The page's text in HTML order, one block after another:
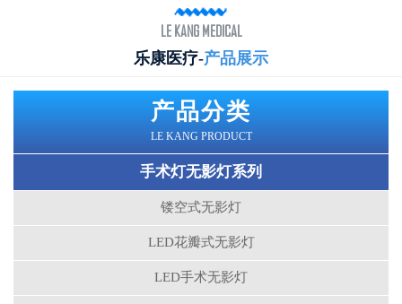
LE KANG MEDICAL
乐康医疗-产品展示
产品分类
LE KANG PRODUCT
手术灯无影灯系列
镂空式无影灯
LED花瓣式无影灯
LED手术无影灯